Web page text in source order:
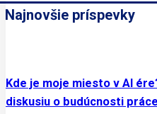
Najnovšie príspevky
Kde je moje miesto v AI
diskusiu o budúcnosti práce